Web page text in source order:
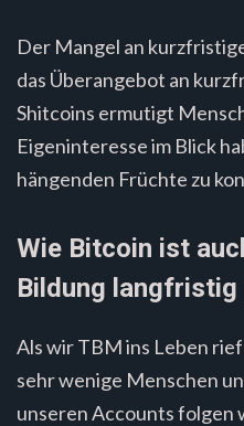
Der Mangel an
das Überangebot an
Shitcoins ermutigt
Eigeninteresse im Blick
hängenden Früchte zu
Wie Bitcoin ist
Bildung
Als wir TBM ins Leben
sehr wenige Menschen
unseren Accounts folgen